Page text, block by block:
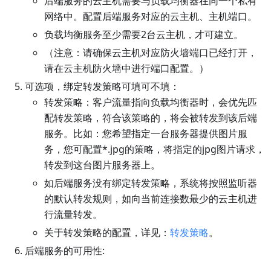
网络中。配置后端服务对应的云主机、主机端口。
负载均衡服务至少需要2台云主机，才可建立。
（注意：请确保云主机对应防火墙端口已经打开，
请在云主机防火墙中进行端口配置。）
可选项，绑定转发策略可填可不填：
转发策略：客户流量指向负载均衡器时，会优先匹
配转发策略，符合该策略的，将会被转发到该后端
服务。比如：您希望指定一台服务器提供图片服
务，您可配置*.jpg的策略，将指定的jpg图片请求，
转发到这台图片服务器上。
如后端服务没有绑定转发策略，系统将按照监听器
的默认转发规则，如向当前连接数最少的云主机进
行流量转发。
关于转发策略的配置，详见： 转发策略。
后端服务的可用性: